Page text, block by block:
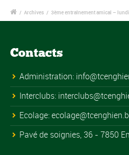
/ Archives / 3ème entraînement amical –
Contacts
Administration:
Interclubs:
Ecolage:
Pavé de soignies, 36 - 7850